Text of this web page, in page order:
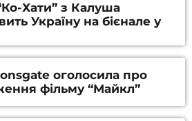
Хати” з Калуша
Україну на бієнале у
оголосила про
фільму “Майкл”